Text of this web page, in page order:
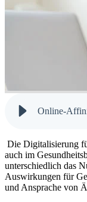
Die Digitalisierung
auch im
unterschiedlich das
Auswirkungen für
und Ansprache von